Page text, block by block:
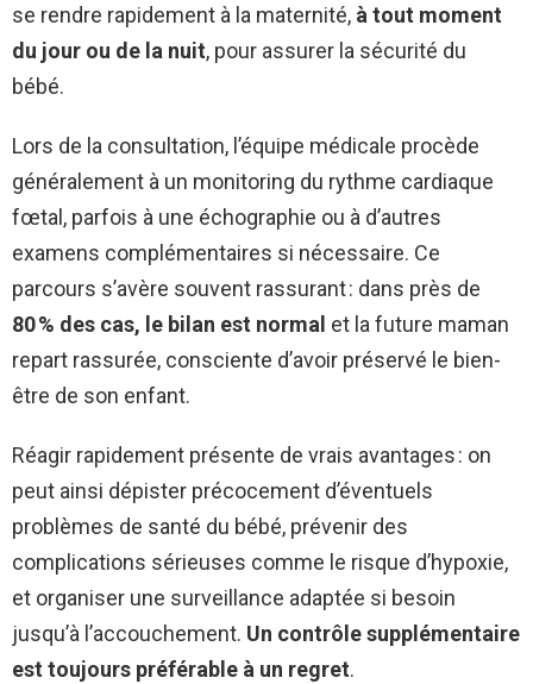
se rendre rapidement à la maternité, à tout moment
du jour ou de la nuit, pour assurer la sécurité du
bébé.
Lors de la consultation, l’équipe médicale procède
généralement à un monitoring du rythme cardiaque
fœtal, parfois à une échographie ou à d’autres
examens complémentaires si nécessaire. Ce
parcours s’avère souvent rassurant : dans près de
80 % des cas, le bilan est normal et la future maman
repart rassurée, consciente d’avoir préservé le bien-
être de son enfant.
Réagir rapidement présente de vrais avantages : on
peut ainsi dépister précocement d’éventuels
problèmes de santé du bébé, prévenir des
complications sérieuses comme le risque d’hypoxie,
et organiser une surveillance adaptée si besoin
jusqu’à l’accouchement. Un contrôle supplémentaire
est toujours préférable à un regret.